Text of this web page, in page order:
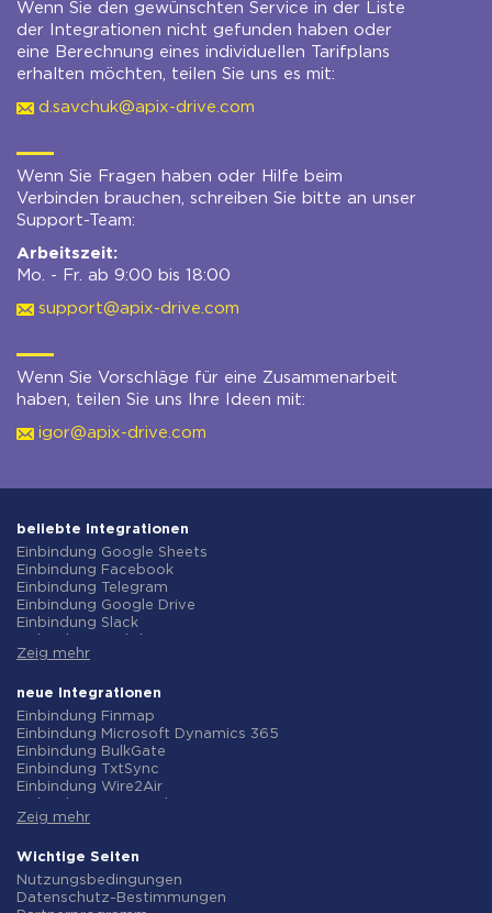
Wenn Sie den gewünschten Service in der Liste
der Integrationen nicht gefunden haben oder
eine Berechnung eines individuellen Tarifplans
erhalten möchten, teilen Sie uns es mit:
d.savchuk@apix-drive.com
Wenn Sie Fragen haben oder Hilfe beim
Verbinden brauchen, schreiben Sie bitte an unser
Support-Team:
Arbeitszeit:
Mo. - Fr. ab 9:00 bis 18:00
support@apix-drive.com
Wenn Sie Vorschläge für eine Zusammenarbeit
haben, teilen Sie uns Ihre Ideen mit:
igor@apix-drive.com
beliebte Integrationen
Einbindung Google Sheets
Einbindung Facebook
Einbindung Telegram
Einbindung Google Drive
Einbindung Slack
Einbindung Gmail
Einbindung ClickUp
Einbindung Airtable
Einbindung Google Contacts
Einbindung OpenAI (ChatGPT)
Einbindung Instagram
Einbindung ActiveCampaign
Einbindung Typeform
Einbindung Salesforce CRM
Einbindung Notion
Einbindung AWeber
Einbindung Asana
Zeig mehr
neue Integrationen
Einbindung Finmap
Einbindung Microsoft Dynamics 365
Einbindung BulkGate
Einbindung TxtSync
Einbindung Wire2Air
Einbindung Infobip
Einbindung AtomPark
Einbindung TXTImpact
Einbindung Campaign Monitor
Einbindung CM.com
Zeig mehr
Wichtige Seiten
Nutzungsbedingungen
Datenschutz-Bestimmungen